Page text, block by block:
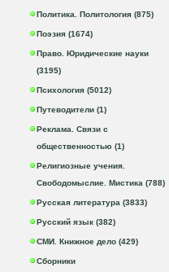
Политика. Политология (875)
Поэзия (1674)
Право. Юридические науки
(3195)
Психология (5012)
Путеводители (1)
Реклама. Связи с
общественностью (1)
Религиозные учения.
Свободомыслие. Мистика (788)
Русская литература (3833)
Русский язык (382)
СМИ. Книжное дело (429)
Сборники